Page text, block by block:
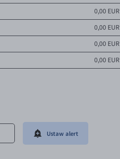
0,00 EUR
0,00 EUR
0,00 EUR
0,00 EUR
Ustaw alert